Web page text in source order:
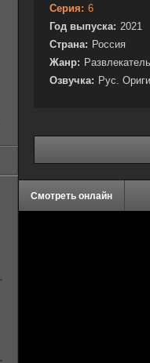
Серия: 6
Год выпуска: 2021
Страна: Россия
Жанр:
Озвучка: Рус.
Смотреть онлайн